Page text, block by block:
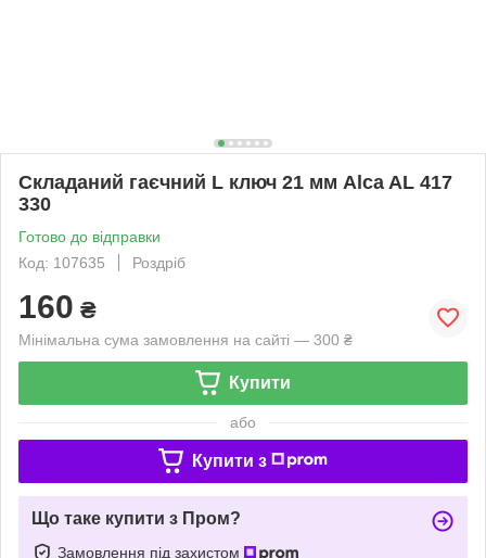
Складаний гаєчний L ключ 21 мм Alca AL 417
330
Готово до відправки
Код: 107635
Роздріб
160 ₴
Мінімальна сума замовлення на сайті — 300 ₴
Купити
або
Купити з
Що таке купити з Пром?
Замовлення під захистом